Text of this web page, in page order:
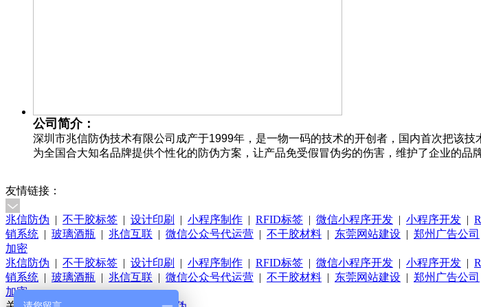
公司简介：
深圳市兆信防伪技术有限公司成产于1999年，是一物一码的技术的开创者，国内首次把该
为全国合大知名品牌提供个性化的防伪方案，让产品免受假冒伪劣的伤害，维护了企业的品
友情链接：
兆信防伪 | 不干胶标签 | 设计印刷 | 小程序制作 | RFID标签 | 微信小程序开发 | 小程序开发 |
销系统 | 玻璃酒瓶 | 兆信互联 | 微信公众号代运营 | 不干胶材料 | 东莞网站建设 | 郑州广告公司
加密
兆信防伪 | 不干胶标签 | 设计印刷 | 小程序制作 | RFID标签 | 微信小程序开发 | 小程序开发 |
销系统 | 玻璃酒瓶 | 兆信互联 | 微信公众号代运营 | 不干胶材料 | 东莞网站建设 | 郑州广告公司
加密